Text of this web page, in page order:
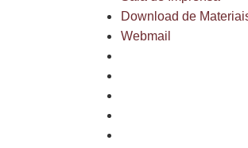
Download de
Webmail